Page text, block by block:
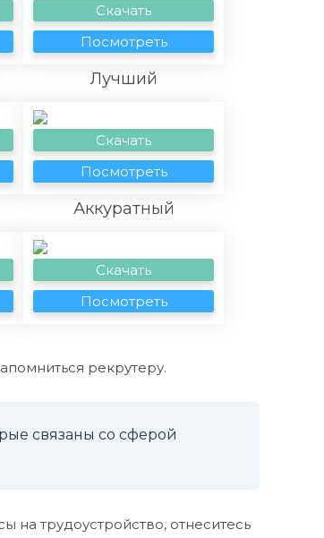
Скачать
Посмотреть
Лучший
Скачать
Посмотреть
Аккуратный
Скачать
Посмотреть
рекрутеру.
связаны со сферой
трудоустройство, отнеситесь